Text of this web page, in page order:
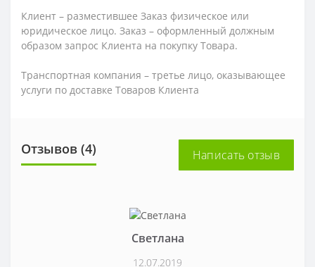
Клиент – разместившее Заказ физическое или
юридическое лицо. Заказ – оформленный должным
образом запрос Клиента на покупку Товара.
Транспортная компания – третье лицо, оказывающее
услуги по доставке Товаров Клиента
Отзывов (4) Написать отзыв
Светлана
12.07.2019